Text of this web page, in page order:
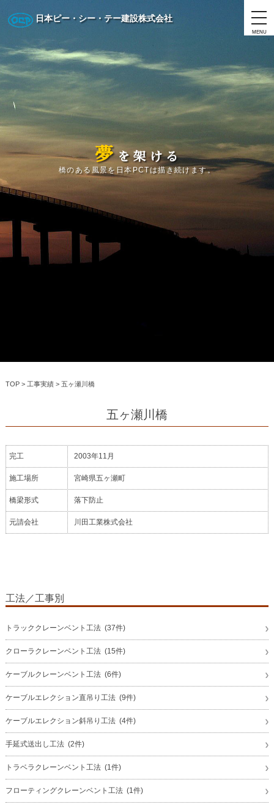
日本ピー・シー・テー建設株式会社
MENU
夢 を 架 け る
橋のある風景を日本PCTは描き続けます。
TOP> 工事実績> 五ヶ瀬川橋
五ヶ瀬川橋
完工 2003年11月
施工場所 宮崎県五ヶ瀬町
橋梁形式 落下防止
元請会社 川田工業株式会社
工法／工事別
トラッククレーンベント工法 (37件)
クローラクレーンベント工法 (15件)
ケーブルクレーンベント工法 (6件)
ケーブルエレクション直吊り工法 (9件)
ケーブルエレクション斜吊り工法 (4件)
手延式送出し工法 (2件)
トラベラクレーンベント工法 (1件)
フローティングクレーンベント工法 (1件)